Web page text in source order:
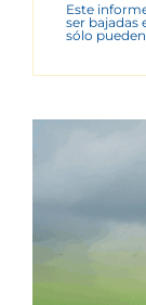
Este
ser bajadas
sólo